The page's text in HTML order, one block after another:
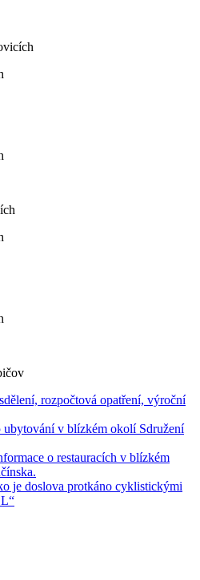
rozpočtová opatření, výroční
ubytování v blízkém okolí Sdružení
o restauracích v blízkém
je doslova protkáno cyklistickými